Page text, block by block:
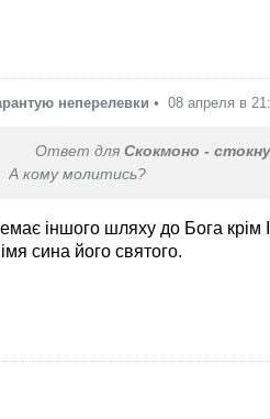
неперелевки • 08 апреля в
Ответ для Скокмоно -
А кому молитись?
іншого шляху до Бога крім
сина його святого.